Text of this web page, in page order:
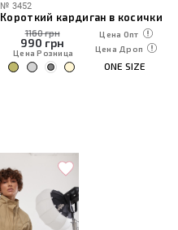
№ 3452
Короткий кардиган в косички
1160 грн
990 грн
Цена Розница
Цена Опт
Цена Дроп
ONE SIZE